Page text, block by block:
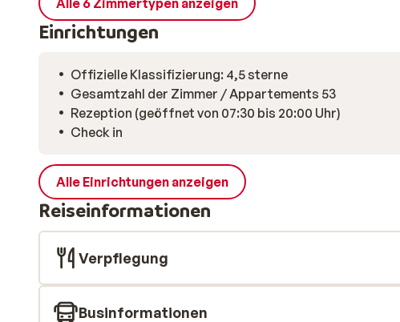
Alle 6 Zimmertypen anzeigen
Einrichtungen
Offizielle Klassifizierung: 4,5 sterne
Gesamtzahl der Zimmer / Appartements 53
Rezeption (geöffnet von 07:30 bis 20:00 Uhr)
Check in
Alle Einrichtungen anzeigen
Reiseinformationen
Verpflegung
Businformationen